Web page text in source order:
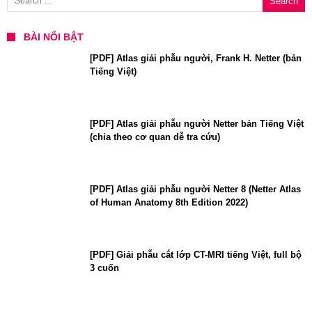
BÀI NỔI BẬT
[PDF] Atlas giải phẫu người, Frank H. Netter (bản
Tiếng Việt)
[PDF] Atlas giải phẫu người Netter bản Tiếng Việt
(chia theo cơ quan dễ tra cứu)
[PDF] Atlas giải phẫu người Netter 8 (Netter Atlas
of Human Anatomy 8th Edition 2022)
[PDF] Giải phẫu cắt lớp CT-MRI tiếng Việt, full bộ
3 cuốn